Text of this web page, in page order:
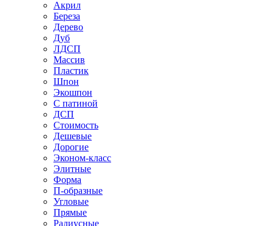
Акрил
Береза
Дерево
Дуб
ЛДСП
Массив
Пластик
Шпон
Экошпон
С патиной
ДСП
Стоимость
Дешевые
Дорогие
Эконом-класс
Элитные
Форма
П-образные
Угловые
Прямые
Радиусные